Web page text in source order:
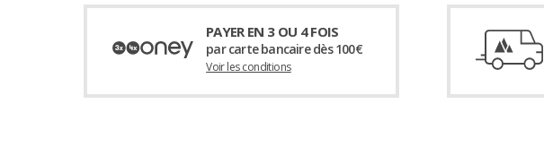
PAYER EN 3 OU 4 FOIS
par carte bancaire dès 100€
Voir les conditions